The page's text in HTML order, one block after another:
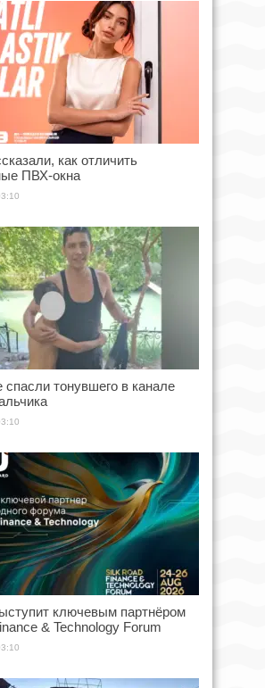
как отличить
ПВХ-окна
спасли тонувшего в канале
ключевым партнёром
& Technology Forum